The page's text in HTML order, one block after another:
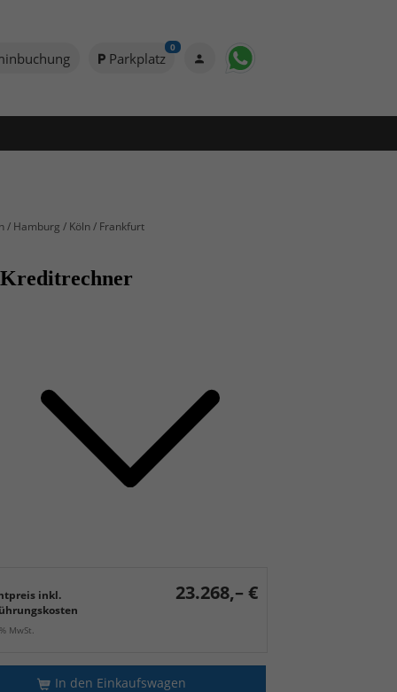
Parkplatz
0
/ Hamburg / Köln / Frankfurt
inkl.
23.268,– €
MwSt.
In den Einkaufswagen